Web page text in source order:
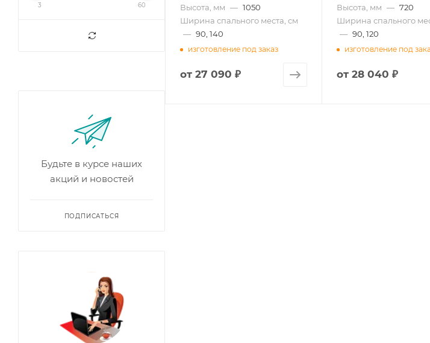
Высота, мм — 1050
Ширина спального места, см
— 90, 140
изготовление под заказ
от 27 090 ₽
Высота, мм — 720
Ширина спального
— 90, 120
изготовление под
от 28 040 ₽
3 60
Будьте в курсе наших
акций и новостей
ПОДПИСАТЬСЯ